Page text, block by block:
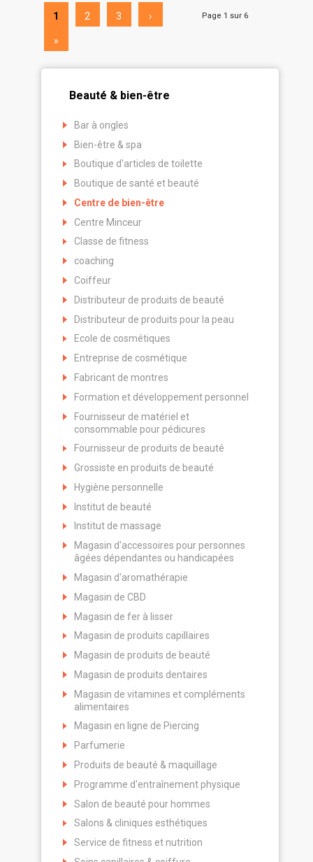
Page 1 sur 6
1 2 3 ›
»
Beauté & bien-être
Bar à ongles
Bien-être & spa
Boutique d'articles de toilette
Boutique de santé et beauté
Centre de bien-être
Centre Minceur
Classe de fitness
coaching
Coiffeur
Distributeur de produits de beauté
Distributeur de produits pour la peau
Ecole de cosmétiques
Entreprise de cosmétique
Fabricant de montres
Formation et développement personnel
Fournisseur de matériel et
consommable pour pédicures
Fournisseur de produits de beauté
Grossiste en produits de beauté
Hygiène personnelle
Institut de beauté
Institut de massage
Magasin d'accessoires pour personnes
âgées dépendantes ou handicapées
Magasin d'aromathérapie
Magasin de CBD
Magasin de fer à lisser
Magasin de produits capillaires
Magasin de produits de beauté
Magasin de produits dentaires
Magasin de vitamines et compléments
alimentaires
Magasin en ligne de Piercing
Parfumerie
Produits de beauté & maquillage
Programme d'entraînement physique
Salon de beauté pour hommes
Salons & cliniques esthétiques
Service de fitness et nutrition